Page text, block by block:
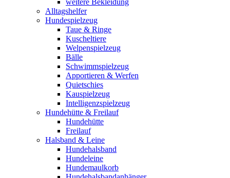
weitere Bekleidung
Alltagshelfer
Hundespielzeug
Taue & Ringe
Kuscheltiere
Welpenspielzeug
Bälle
Schwimmspielzeug
Apportieren & Werfen
Quietschies
Kauspielzeug
Intelligenzspielzeug
Hundehütte & Freilauf
Hundehütte
Freilauf
Halsband & Leine
Hundehalsband
Hundeleine
Hundemaulkorb